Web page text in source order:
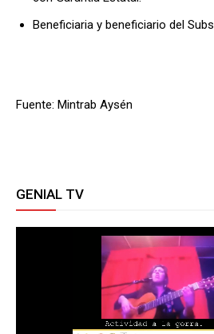
Beneficiaria y beneficiario del
Fuente: Mintrab Aysén
GENIAL TV